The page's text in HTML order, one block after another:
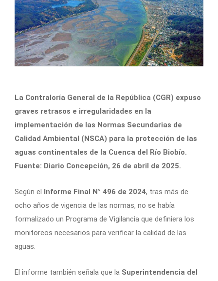
La Contraloría General de la República (CGR) expuso
graves retrasos e irregularidades en la
implementación de las Normas Secundarias de
Calidad Ambiental (NSCA) para la protección de las
aguas continentales de la Cuenca del Río Biobío.
Fuente: Diario Concepción, 26 de abril de 2025.
Según el Informe Final N° 496 de 2024, tras más de
ocho años de vigencia de las normas, no se había
formalizado un Programa de Vigilancia que definiera los
monitoreos necesarios para verificar la calidad de las
aguas.
El informe también señala que la Superintendencia del